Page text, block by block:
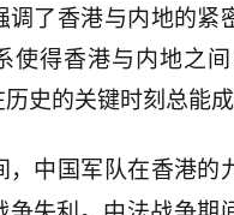
调了香港与内地的紧
使得香港与内地之
史的关键时刻总能
，中国军队在香港的